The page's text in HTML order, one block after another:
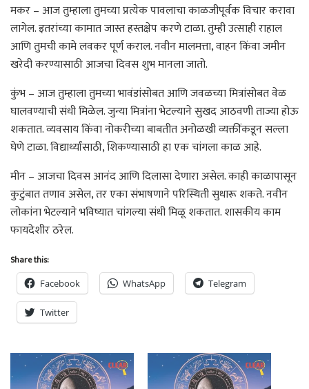
मकर – आज तुम्हाला तुमच्या प्रत्येक पावलाचा काळजीपूर्वक विचार करावा
लागेल. इतरांच्या कामात जास्त हस्तक्षेप करणे टाळा. तुम्ही उत्साही राहाल
आणि तुमची कामे लवकर पूर्ण कराल. नवीन मालमत्ता, वाहन किंवा जमीन
खरेदी करण्यासाठी आजचा दिवस शुभ मानला जातो.
कुंभ – आज तुम्हाला तुमच्या भावंडांसोबत आणि जवळच्या मित्रांसोबत वेळ
घालवण्याची संधी मिळेल. जुन्या मित्रांना भेटल्याने सुखद आठवणी ताज्या होऊ
शकतात. व्यवसाय किंवा नोकरीच्या बाबतीत अनोळखी व्यक्तींकडून सल्ला
घेणे टाळा. विद्यार्थ्यांसाठी, शिकण्यासाठी हा एक चांगला काळ आहे.
मीन – आजचा दिवस आनंद आणि दिलासा देणारा असेल. काही काळापासून
कुटुंबात तणाव असेल, तर एका संभाषणाने परिस्थिती सुधारू शकते. नवीन
लोकांना भेटल्याने भविष्यात चांगल्या संधी मिळू शकतात. शासकीय काम
फायदेशीर ठरेल.
Share this:
Facebook WhatsApp Telegram
Twitter